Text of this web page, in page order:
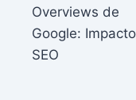
Overviews de
Google: Impacto
SEO